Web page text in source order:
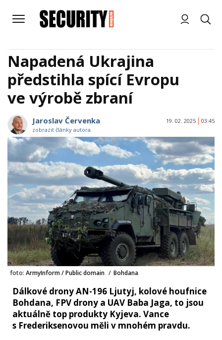
Napadená Ukrajina
předstihla spící Evropu
ve výrobě zbraní
Jaroslav Červenka
zobrazit články autora
19. 02. 2025 03:45
foto: ArmyInform / Public domain / Bohdana
Dálkové drony AN-196 Ljutyj, kolové houfnice
Bohdana, FPV drony a UAV Baba Jaga, to jsou
aktuálně top produkty Kyjeva. Vance
s Frederiksenovou měli v mnohém pravdu.